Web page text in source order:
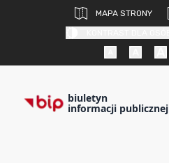
MAPA STRONY
biuletyn
informacji publicznej